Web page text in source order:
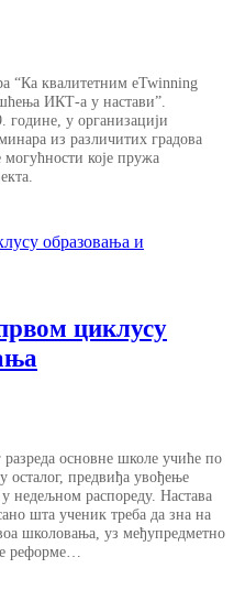
“Ка квалитетним eTwinning
ИКТ-а у настави”.
године, у организацији
из различитих градова
које пружа
циклусу
основне школе учиће по
предвиђа увођење
у недељном распореду. Настава
шта ученик треба да зна на
школовања, уз међупредметно
реформе…